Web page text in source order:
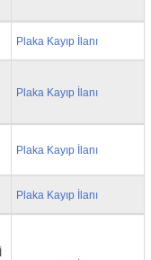
Plaka Kayıp İlanı
Plaka Kayıp İlanı
Plaka Kayıp İlanı
Plaka Kayıp İlanı